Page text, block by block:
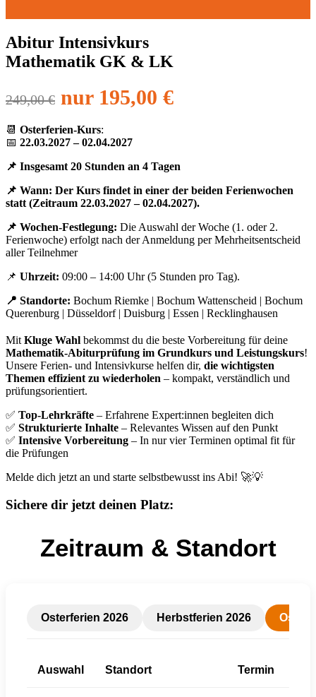
Abitur Intensivkurs
Mathematik GK & LK
249,00 € nur 195,00 €
📆 Osterferien-Kurs:
📅 22.03.2027 – 02.04.2027
📌 Insgesamt 20 Stunden an 4 Tagen
📌 Wann: Der Kurs findet in einer der beiden Ferienwochen
statt (Zeitraum 22.03.2027 – 02.04.2027).
📌 Wochen-Festlegung: Die Auswahl der Woche (1. oder 2.
Ferienwoche) erfolgt nach der Anmeldung per Mehrheitsentscheid
aller Teilnehmer
📌 Uhrzeit: 09:00 – 14:00 Uhr (5 Stunden pro Tag).
📍 Standorte: Bochum Riemke | Bochum Wattenscheid | Bochum
Querenburg | Düsseldorf | Duisburg | Essen | Recklinghausen
Mit Kluge Wahl bekommst du die beste Vorbereitung für deine
Mathematik-Abiturprüfung im Grundkurs und Leistungskurs!
Unsere Ferien- und Intensivkurse helfen dir, die wichtigsten
Themen effizient zu wiederholen – kompakt, verständlich und
prüfungsorientiert.
✅ Top-Lehrkräfte – Erfahrene Expert:innen begleiten dich
✅ Strukturierte Inhalte – Relevantes Wissen auf den Punkt
✅ Intensive Vorbereitung – In nur vier Terminen optimal fit für
die Prüfungen
Melde dich jetzt an und starte selbstbewusst ins Abi! 🚀💡
Sichere dir jetzt deinen Platz:
Zeitraum & Standort
Osterferien 2026 Herbstferien 2026
Auswahl Standort Termin